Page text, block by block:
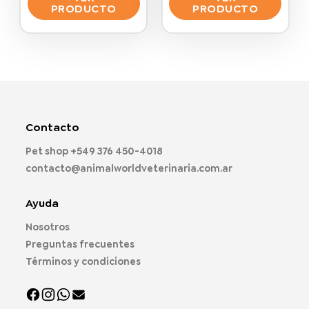
PRODUCTO
elegir
en
PRODUCTO
en
Contacto
Pet shop +549 376 450-4018
contacto@animalworldveterinaria.com.ar
Ayuda
Nosotros
Preguntas frecuentes
Términos y condiciones